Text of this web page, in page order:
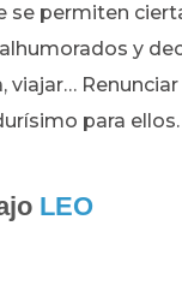
permiten
y
viajar…
para ellos.
LEO